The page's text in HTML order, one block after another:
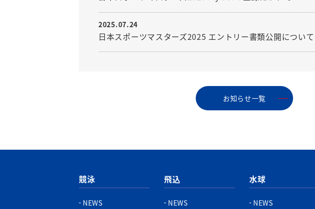
2025.07.24
日本スポーツマスターズ2025 エントリー書類公開について
お知らせ⼀覧
競泳
NEWS
飛込
NEWS
水球
NEWS